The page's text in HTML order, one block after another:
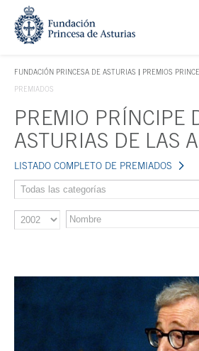
Saltar navegación. Ir directamente al
FUNDACIÓN PRINCESA DE ASTURIAS
TECLA DE ACCESO 1
PREMIOS
PREMIADOS
Contenido principal
PREMIO PRÍNCIPE
ASTURIAS DE LAS
LISTADO COMPLETO DE PREMIADOS